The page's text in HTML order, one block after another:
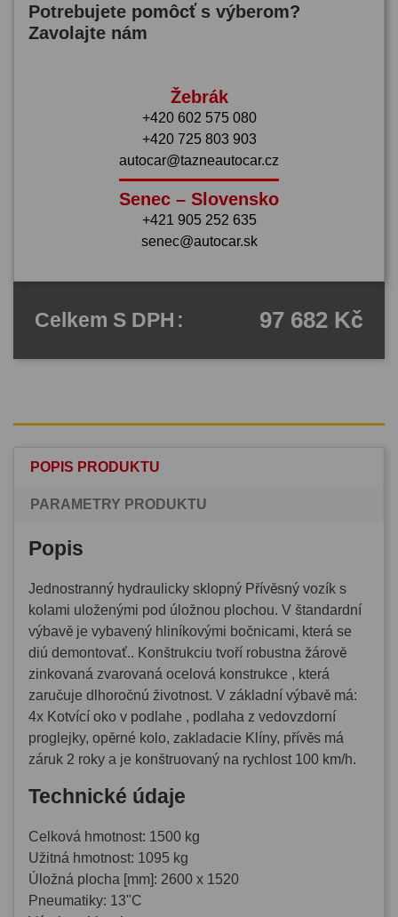
Potrebujete pomôcť s výberom?
Zavolajte nám
Žebrák
+420 602 575 080
+420 725 803 903
autocar@tazneautocar.cz
Senec – Slovensko
+421 905 252 635
senec@autocar.sk
Celkem S DPH: 97 682 Kč
POPIS PRODUKTU
PARAMETRY PRODUKTU
Popis
Jednostranný hydraulicky sklopný Přívěsný vozík s
kolami uloženými pod úložnou plochou. V štandardní
výbavě je vybavený hliníkovými bočnicami, která se
diú demontovať.. Konštrukciu tvoří robustna žárově
zinkovaná zvarovaná ocelová konstrukce , která
zaručuje dlhoročnú životnost. V základní výbavě má:
4x Kotvící oko v podlahe , podlaha z vedovzdorní
proglejky, opěrné kolo, zakladacie Klíny, přívěs má
záruk 2 roky a je konštruovaný na rychlost 100 km/h.
Technické údaje
Celková hmotnost: 1500 kg
Užitná hmotnost: 1095 kg
Úložná plocha [mm]: 2600 x 1520
Pneumatiky: 13"C